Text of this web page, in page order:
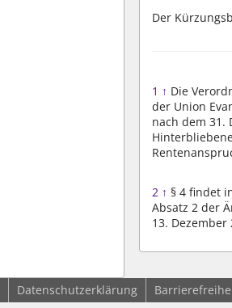
Der
1 ↑ Die
der Union
nach dem 31.
2 ↑ § 4 findet
Absatz 2 der
13. Dezember
Datenschutzerklärung